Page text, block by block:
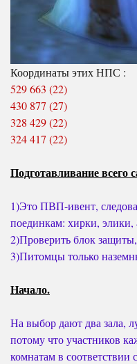
Координаты этих НПС :
529 663 (22)
430 877 (27)
328 429 (22)
324 417 (22)
Подготавливание всего
1)Это ПВП-ивент,
поединкам: хирки, элики,
2)Проверить блок
3)Питомцы только
Начало.
На выбор дают два зала,
потому что участников
комнатам в соответствии